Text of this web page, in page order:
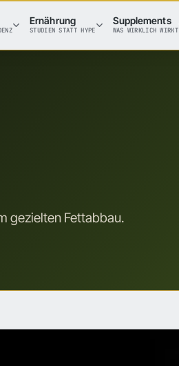
Ernährung
STUDIEN STATT HYPE
Supplements
WAS WIRKLICH WIRKT
gezielten Fettabbau.